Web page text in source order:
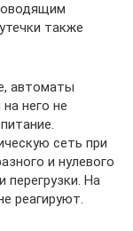
также
автоматы
него не
сеть при
и нулевого
перегрузки. На
реагируют.